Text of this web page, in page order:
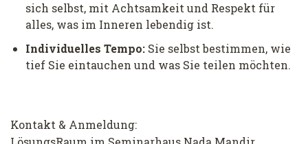
sich selbst, mit Achtsamkeit und Respekt für
alles, was im Inneren lebendig ist.
Individuelles Tempo: Sie selbst bestimmen, wie
tief Sie eintauchen und was Sie teilen möchten.
Kontakt & Anmeldung: